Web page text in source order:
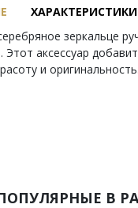
ХАРАКТЕРИСТИКИ
зеркальце
Этот аксессуар
и оригинальность.
В